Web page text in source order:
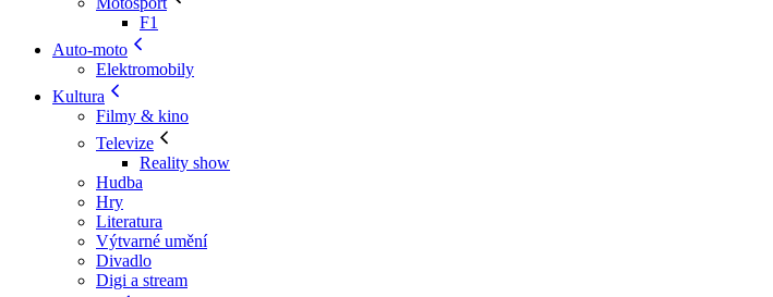
F1
Auto-moto
Elektromobily
Kultura
Filmy & kino
Televize
Reality show
Hudba
Hry
Literatura
Výtvarné umění
Divadlo
Digi a stream